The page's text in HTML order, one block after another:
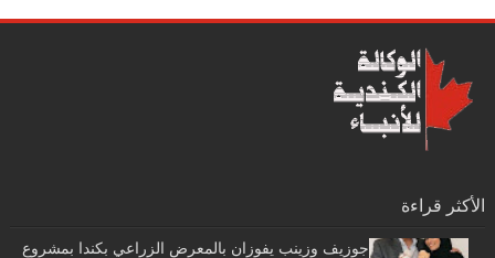
الأكثر قراءة
جوزيف وزينب يفوزان بالمعرض الزراعي بكندا بمشروع